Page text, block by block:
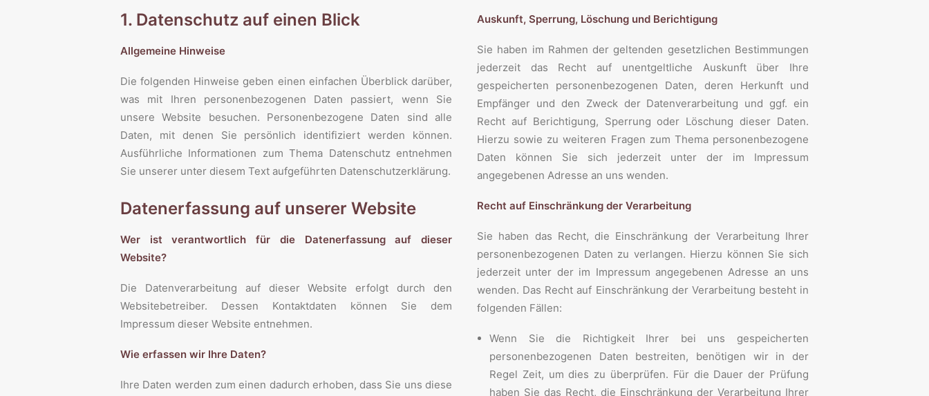
1. Datenschutz auf einen Blick
Allgemeine Hinweise
Die folgenden Hinweise geben einen einfachen Überblick darüber,
was mit Ihren personenbezogenen Daten passiert, wenn Sie
unsere Website besuchen. Personenbezogene Daten sind alle
Daten, mit denen Sie persönlich identifiziert werden können.
Ausführliche Informationen zum Thema Datenschutz entnehmen
Sie unserer unter diesem Text aufgeführten Datenschutzerklärung.
Datenerfassung auf unserer Website
Wer ist verantwortlich für die Datenerfassung auf dieser
Website?
Die Datenverarbeitung auf dieser Website erfolgt durch den
Websitebetreiber. Dessen Kontaktdaten können Sie dem
Impressum dieser Website entnehmen.
Wie erfassen wir Ihre Daten?
Ihre Daten werden zum einen dadurch erhoben, dass Sie uns diese
Auskunft, Sperrung, Löschung und Berichtigung
Sie haben im Rahmen der geltenden gesetzlichen Bestimmungen
jederzeit das Recht auf unentgeltliche Auskunft über Ihre
gespeicherten personenbezogenen Daten, deren Herkunft und
Empfänger und den Zweck der Datenverarbeitung und ggf. ein
Recht auf Berichtigung, Sperrung oder Löschung dieser Daten.
Hierzu sowie zu weiteren Fragen zum Thema personenbezogene
Daten können Sie sich jederzeit unter der im Impressum
angegebenen Adresse an uns wenden.
Recht auf Einschränkung der Verarbeitung
Sie haben das Recht, die Einschränkung der Verarbeitung Ihrer
personenbezogenen Daten zu verlangen. Hierzu können Sie sich
jederzeit unter der im Impressum angegebenen Adresse an uns
wenden. Das Recht auf Einschränkung der Verarbeitung besteht in
folgenden Fällen:
Wenn Sie die Richtigkeit Ihrer bei uns gespeicherten
personenbezogenen Daten bestreiten, benötigen wir in der
Regel Zeit, um dies zu überprüfen. Für die Dauer der Prüfung
haben Sie das Recht, die Einschränkung der Verarbeitung Ihrer